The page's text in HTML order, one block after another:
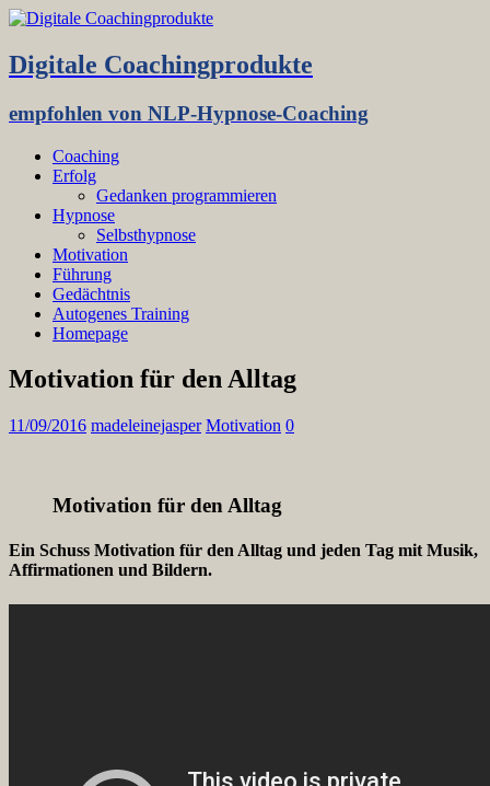
Digitale Coachingprodukte
empfohlen von NLP-Hypnose-Coaching
Coaching
Erfolg
Gedanken programmieren
Hypnose
Selbsthypnose
Motivation
Führung
Gedächtnis
Autogenes Training
Homepage
Motivation für den Alltag
11/09/2016 madeleinejasper Motivation 0
Motivation für den Alltag
Ein Schuss Motivation für den Alltag und jeden Tag mit Musik,
Affirmationen und Bildern.